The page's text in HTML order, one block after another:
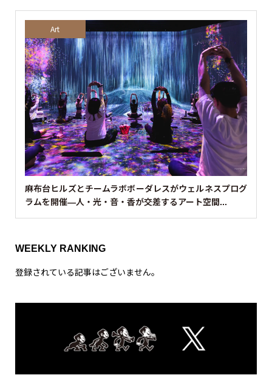
Art
麻布台ヒルズとチームラボボーダレスがウェルネスプログ
ラムを開催—人・光・音・香が交差するアート空間...
WEEKLY RANKING
登録されている記事はございません。